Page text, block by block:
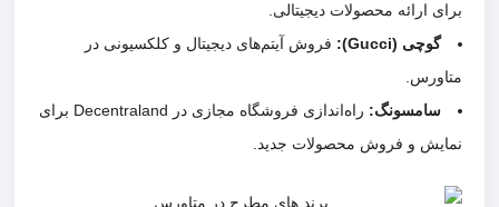
برای ارائه محصولات دیجیتالی.
گوچی (Gucci):
فروش آیتم‌های دیجیتال و کلکسیونی در
متاورس.
سامسونگ:
راه‌اندازی فروشگاه مجازی در Decentraland برای
نمایش و فروش محصولات جدید.